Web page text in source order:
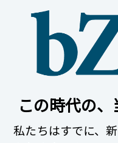
この時代の、
私たちはすでに、